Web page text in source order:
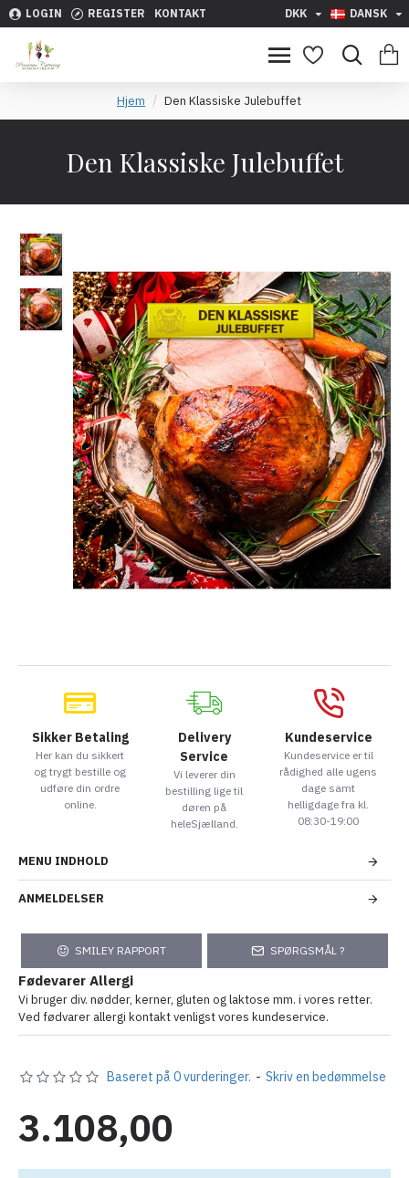
LOGIN REGISTER KONTAKT DKK DANSK
Hjem Den Klassiske Julebuffet
Den Klassiske Julebuffet
Sikker Betaling
Her kan du sikkert
og trygt bestille og
udføre din ordre
online.
Delivery
Service
Vi leverer din
bestilling lige til
døren på
heleSjælland.
Kundeservice
Kundeservice er til
rådighed alle ugens
dage samt
helligdage fra kl.
08:30-19:00
MENU INDHOLD
ANMELDELSER
SMILEY RAPPORT SPØRGSMÅL ?
Fødevarer Allergi
Vi bruger div. nødder, kerner, gluten og laktose mm. i vores retter.
Ved fødvarer allergi kontakt venligst vores kundeservice.
Baseret på 0 vurderinger. - Skriv en bedømmelse
3.108,00